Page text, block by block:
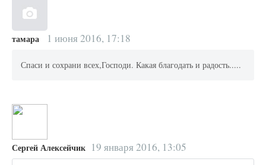
тамара 1 июня 2016, 17:18
Спаси и сохрани всех,Господи. Какая благодать и радость.....
Сергей Алексейчик 19 января 2016, 13:05